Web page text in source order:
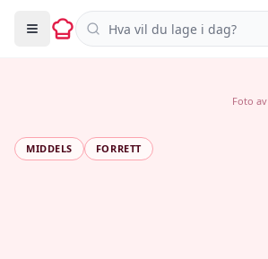
Søk i oppskrifter
MIDDELS FORRETT
Foto av